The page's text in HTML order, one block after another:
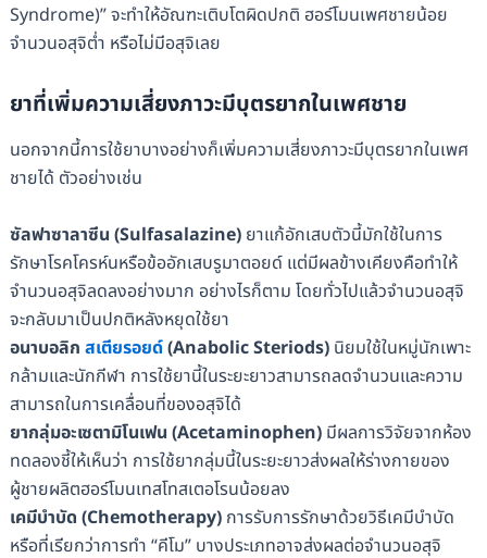
Syndrome)” จะทำให้อัณฑะเติบโตผิดปกติ ฮอร์โมนเพศชายน้อย
จำนวนอสุจิต่ำ หรือไม่มีอสุจิเลย
ยาที่เพิ่มความเสี่ยงภาวะมีบุตรยากในเพศชาย
นอกจากนี้การใช้ยาบางอย่างก็เพิ่มความเสี่ยงภาวะมีบุตรยากในเพศ
ชายได้ ตัวอย่างเช่น
ซัลฟาซาลาซีน (Sulfasalazine)ยาแก้อักเสบตัวนี้มักใช้ในการ
รักษาโรคโครห์นหรือข้ออักเสบรูมาตอยด์ แต่มีผลข้างเคียงคือทำให้
จำนวนอสุจิลดลงอย่างมาก อย่างไรก็ตาม โดยทั่วไปแล้วจำนวนอสุจิ
จะกลับมาเป็นปกติหลังหยุดใช้ยา
อนาบอลิก สเตียรอยด์(Anabolic Steriods)นิยมใช้ในหมู่นักเพาะ
กล้ามและนักกีฬา การใช้ยานี้ในระยะยาวสามารถลดจำนวนและความ
สามารถในการเคลื่อนที่ของอสุจิได้
ยากลุ่มอะเซตามิโนเฟน (Acetaminophen) มีผลการวิจัยจากห้อง
ทดลองชี้ให้เห็นว่า การใช้ยากลุ่มนี้ในระยะยาวส่งผลให้ร่างกายของ
ผู้ชายผลิตฮอร์โมนเทสโทสเตอโรนน้อยลง
เคมีบำบัด (Chemotherapy) การรับการรักษาด้วยวิธีเคมีบำบัด
หรือที่เรียกว่าการทำ “คีโม” บางประเภทอาจส่งผลต่อจำนวนอสุจิ